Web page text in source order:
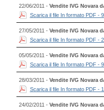
22/06/2011 - Vendite IVG Novara
Scarica il file In formato PDF -
27/05/2011 - Vendite IVG Novara
Scarica il file In formato PDF -
05/05/2011 - Vendite IVG Novara
Scarica il file In formato PDF -
28/03/2011 - Vendite IVG Novara
Scarica il file In formato PDF -
24/02/2011 - Vendite IVG Novara